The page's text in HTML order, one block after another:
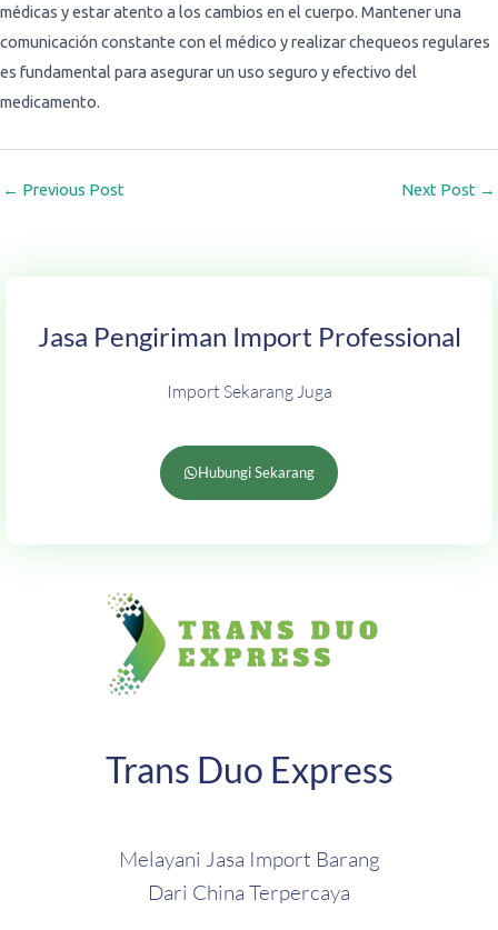
médicas y estar atento a los cambios en el cuerpo. Mantener una
comunicación constante con el médico y realizar chequeos regulares
es fundamental para asegurar un uso seguro y efectivo del
medicamento.
← Previous Post Next Post →
Jasa Pengiriman Import Professional
Import Sekarang Juga
Hubungi Sekarang
Trans Duo Express
Melayani Jasa Import Barang
Dari China Terpercaya